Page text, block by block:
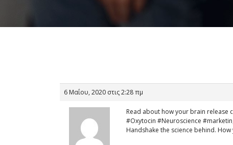
6 Μαΐου, 2020 στις 2:28 πμ
Read about how your brain release
#Oxytocin #Neuroscience
Handshake the science behind.